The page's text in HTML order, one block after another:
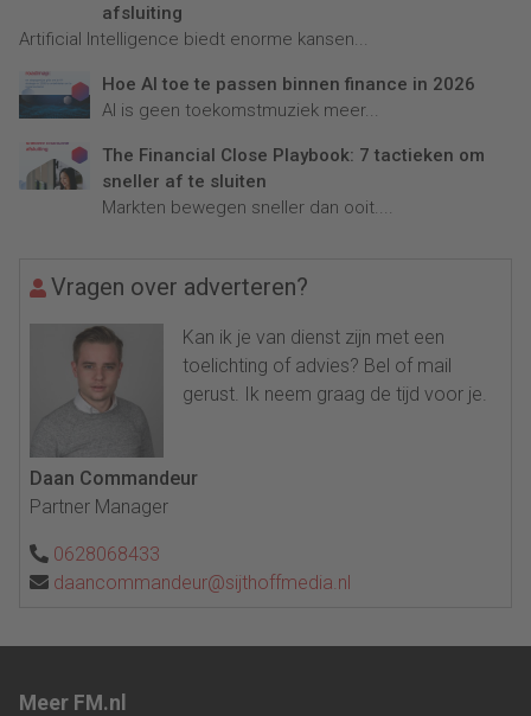
afsluiting
Artificial Intelligence biedt enorme kansen...
Hoe AI toe te passen binnen finance in 2026
AI is geen toekomstmuziek meer...
The Financial Close Playbook: 7 tactieken om
sneller af te sluiten
Markten bewegen sneller dan ooit....
Vragen over adverteren?
Kan ik je van dienst zijn met een
toelichting of advies? Bel of mail
gerust. Ik neem graag de tijd voor je.
Daan Commandeur
Partner Manager
0628068433
daancommandeur@sijthoffmedia.nl
Meer FM.nl